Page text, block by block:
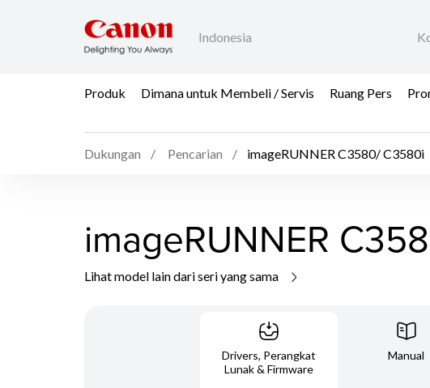
Indonesia
Produk Dimana untuk Membeli / Servis Ruang Pers
Dukungan Pencarian imageRUNNER C3580/ C3580i
imageRUNNER
Lihat model lain dari seri yang sama
Drivers, Perangkat
Lunak & Firmware
Manual